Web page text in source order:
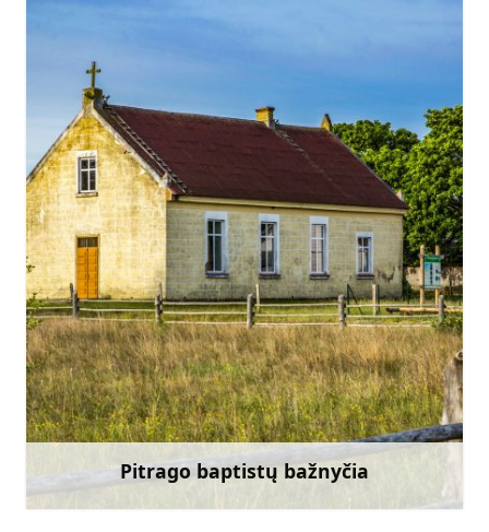
Pitrago baptistų bažnyčia
+371 22018468
Eik su
Sužinoti daugiau